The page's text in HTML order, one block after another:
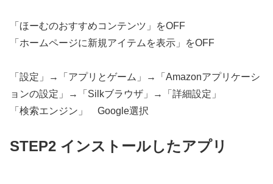
「ほーむのおすすめコンテンツ」をOFF
「ホームページに新規アイテムを表示」をOFF
「設定」→「アプリとゲーム」→「Amazonアプリケーシ
ョンの設定」→「Silkブラウザ」→「詳細設定」
「検索エンジン」 Google選択
STEP2 インストールしたアプリ